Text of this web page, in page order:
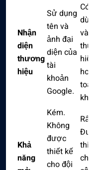
Nhận
diện
thương
hiệu
Sử dụng
tên và
ảnh đại
diện của
tài
khoản
Google.
Có thể
dùng tên
và
thương
hiệu
hoàn
toàn
khác.
Khả
năng
Kém.
Không
được
thiết kế
cho đội
Rất tốt.
Được
thiết kế
cho việc